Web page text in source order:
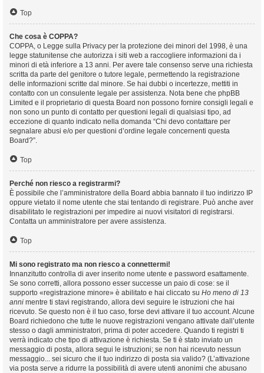
Top
Che cosa è COPPA?
COPPA, o Legge sulla Privacy per la protezione dei minori del 1998, è una
legge statunitense che autorizza i siti web a raccogliere informazioni da i
minori di età inferiore a 13 anni. Per avere tale consenso serve una richiesta
scritta da parte del genitore o tutore legale, permettendo la registrazione
delle informazioni scritte dal minore. Se hai dubbi o incertezze, mettiti in
contatto con un consulente legale per assistenza. Nota bene che phpBB
Limited e il proprietario di questa Board non possono fornire consigli legali e
non sono un punto di contatto per questioni legali di qualsiasi tipo, ad
eccezione di quanto indicato nella domanda “Chi devo contattare per
segnalare abusi e/o per questioni d’ordine legale concernenti questa
Board?”.
Top
Perché non riesco a registrarmi?
È possibile che l’amministratore della Board abbia bannato il tuo indirizzo IP
oppure vietato il nome utente che stai tentando di registrare. Può anche aver
disabilitato le registrazioni per impedire ai nuovi visitatori di registrarsi.
Contatta un amministratore per avere assistenza.
Top
Mi sono registrato ma non riesco a connettermi!
Innanzitutto controlla di aver inserito nome utente e password esattamente.
Se sono corretti, allora possono esser successe un paio di cose: se il
supporto «registrazione minore» è abilitato e hai cliccato su Ho meno di 13
anni mentre ti stavi registrando, allora devi seguire le istruzioni che hai
ricevuto. Se questo non è il tuo caso, forse devi attivare il tuo account. Alcune
Board richiedono che tutte le nuove registrazioni vengano attivate dall’utente
stesso o dagli amministratori, prima di poter accedere. Quando ti registri ti
verrà indicato che tipo di attivazione è richiesta. Se ti è stato inviato un
messaggio di posta, allora segui le istruzioni; se non hai ricevuto nessun
messaggio... sei sicuro che il tuo indirizzo di posta sia valido? (L’attivazione
via posta serve a ridurre la possibilità di avere utenti anonimi che abusano